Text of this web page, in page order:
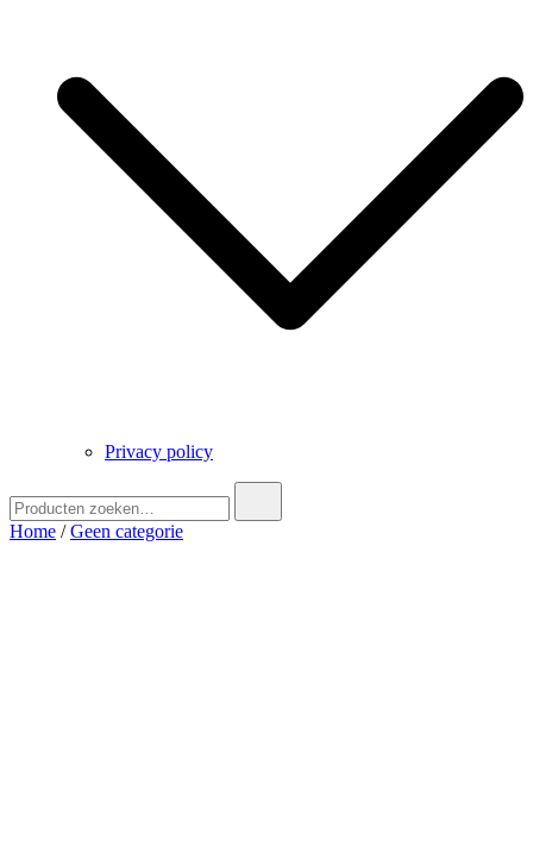
Privacy policy
naar:
Home /Geen categorie